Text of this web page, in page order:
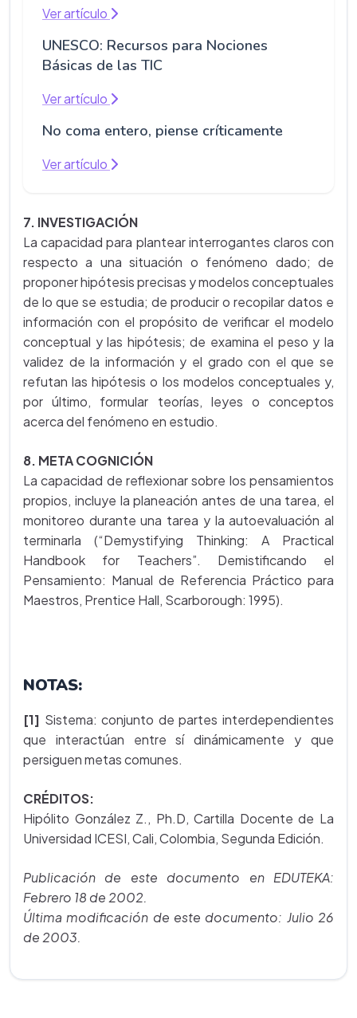
Ver artículo
UNESCO: Recursos para Nociones
Básicas de las TIC
Ver artículo
No coma entero, piense críticamente
Ver artículo
7. INVESTIGACIÓN
La capacidad para plantear interrogantes claros con
respecto a una situación o fenómeno dado; de
proponer hipótesis precisas y modelos conceptuales
de lo que se estudia; de producir o recopilar datos e
información con el propósito de verificar el modelo
conceptual y las hipótesis; de examina el peso y la
validez de la información y el grado con el que se
refutan las hipótesis o los modelos conceptuales y,
por último, formular teorías, leyes o conceptos
acerca del fenómeno en estudio.
8. META COGNICIÓN
La capacidad de reflexionar sobre los pensamientos
propios, incluye la planeación antes de una tarea, el
monitoreo durante una tarea y la autoevaluación al
terminarla (“Demystifying Thinking: A Practical
Handbook for Teachers”. Demistificando el
Pensamiento: Manual de Referencia Práctico para
Maestros, Prentice Hall, Scarborough: 1995).
NOTAS:
[1] Sistema: conjunto de partes interdependientes
que interactúan entre sí dinámicamente y que
persiguen metas comunes.
CRÉDITOS:
Hipólito González Z., Ph.D, Cartilla Docente de La
Universidad ICESI, Cali, Colombia, Segunda Edición.
Publicación de este documento en EDUTEKA:
Febrero 18 de 2002.
Última modificación de este documento: Julio 26
de 2003.